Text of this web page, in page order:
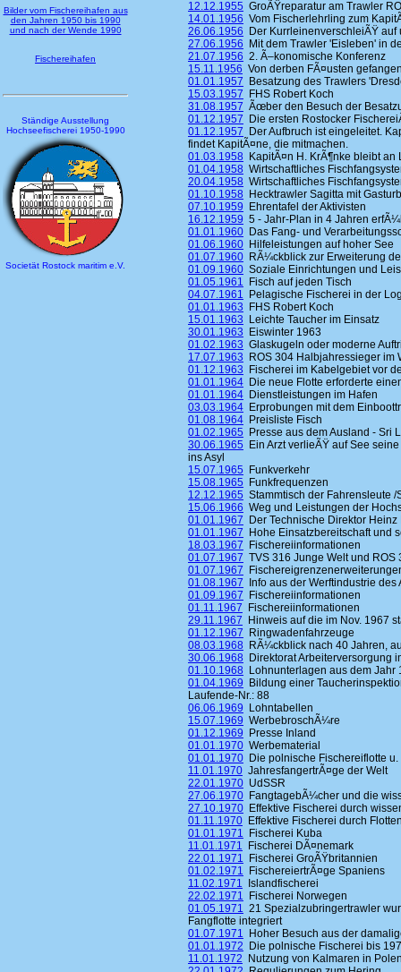
Bilder vom Fischereihafen aus
den Jahren 1950 bis 1990
und nach der Wende 1990
Fischereihafen
Ständige Ausstellung
Hochseefischerei 1950-1990
Societät Rostock maritim e.V.
12.12.1955 GroÃŸreparatur am Trawler
14.01.1956 Vom Fischerlehrling zum
26.06.1956 Der KurrleinenverschleiÃŸ auf
27.06.1956 Mit dem Trawler 'Eisleben' in
21.07.1956 2. Ã–konomische Konferenz
15.11.1956 Von derben FÃ¤usten
01.01.1957 Besatzung des Trawlers
15.03.1957 FHS Robert Koch
31.08.1957 Ãœber den Besuch der
01.12.1957 Die ersten Rostocker
01.12.1957 Der Aufbruch ist eingeleitet.
findet KapitÃ¤ne, die mitmachen.
01.03.1958 KapitÃ¤n H. KrÃ¶nke bleibt an
01.04.1958 Wirtschaftliches
20.04.1958 Wirtschaftliches
01.10.1958 Hecktrawler Sagitta mit
07.10.1959 Ehrentafel der Aktivisten
16.12.1959 5 - Jahr-Plan in 4 Jahren
01.01.1960 Das Fang- und
01.06.1960 Hilfeleistungen auf hoher See
01.07.1960 RÃ¼ckblick zur Erweiterung
01.09.1960 Soziale Einrichtungen und
01.05.1961 Fisch auf jeden Tisch
04.07.1961 Pelagische Fischerei in der
01.01.1963 FHS Robert Koch
15.01.1963 Leichte Taucher im Einsatz
30.01.1963 Eiswinter 1963
01.02.1963 Glaskugeln oder moderne
17.07.1963 ROS 304 Halbjahressieger im
01.12.1963 Fischerei im Kabelgebiet vor
01.01.1964 Die neue Flotte erforderte
01.01.1964 Dienstleistungen im Hafen
03.03.1964 Erprobungen mit dem
01.08.1964 Preisliste Fisch
01.02.1965 Presse aus dem Ausland - Sri
30.06.1965 Ein Arzt verlieÃŸ auf See
ins Asyl
15.07.1965 Funkverkehr
15.08.1965 Funkfrequenzen
12.12.1965 Stammtisch der Fahrensleute /
15.06.1966 Weg und Leistungen der
01.01.1967 Der Technische Direktor
01.01.1967 Hohe Einsatzbereitschaft und
18.03.1967 Fischereiinformationen
01.07.1967 TVS 316 Junge Welt und ROS
01.07.1967
01.08.1967 Info aus der Werftindustrie des
01.09.1967 Fischereiinformationen
01.11.1967 Fischereiinformationen
29.11.1967 Hinweis auf die im Nov. 1967
01.12.1967 Ringwadenfahrzeuge
08.03.1968 RÃ¼ckblick nach 40 Jahren,
30.06.1968 Direktorat Arbeiterversorgung
01.10.1968 Lohnunterlagen aus dem Jahr
01.04.1969 Bildung einer
Laufende-Nr.: 88
06.06.1969 Lohntabellen
15.07.1969 WerbebroschÃ¼re
01.12.1969 Presse Inland
01.01.1970 Werbematerial
01.01.1970 Die polnische Fischereiflotte
11.01.1970 JahresfangertrÃ¤ge der Welt
22.01.1970 UdSSR
27.06.1970 FangtagebÃ¼cher und die
27.10.1970 Effektive Fischerei durch
01.11.1970 Effektive Fischerei durch
01.01.1971 Fischerei Kuba
11.01.1971 Fischerei DÃ¤nemark
22.01.1971 Fischerei GroÃŸbritannien
01.02.1971 FischereiertrÃ¤ge Spaniens
11.02.1971 Islandfischerei
22.02.1971 Fischerei Norwegen
01.05.1971 21 Spezialzubringertrawler
Fangflotte integriert
01.07.1971 Hoher Besuch aus der
01.01.1972 Die polnische Fischerei bis
11.01.1972 Nutzung von Kalmaren in